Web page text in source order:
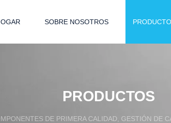
SOBRE NOSOTROS
PRODUCTOS
DE PRIMERA CALIDAD, GESTIÓN DE